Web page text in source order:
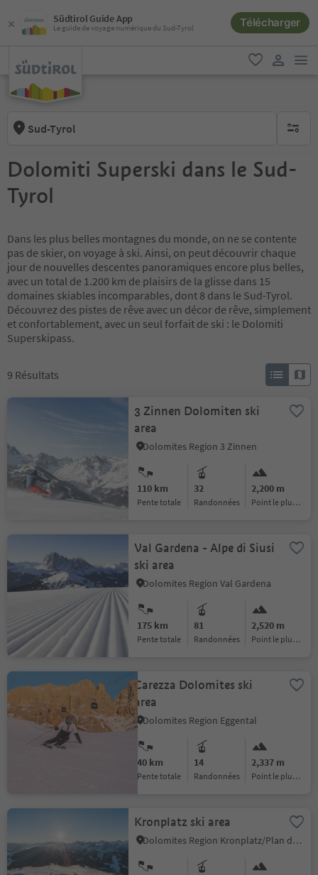
Südtirol Guide App
Le guide de voyage numérique du Sud-Tyrol Télécharger
favori
Sud-Tyrol aucun
Dolomiti Superski dans le Sud-
Tyrol
Dans les plus belles montagnes du monde, on ne se contente
pas de skier, on voyage à ski. Ainsi, on peut découvrir chaque
jour de nouvelles descentes panoramiques encore plus belles,
avec un total de 1.200 km de plaisirs de la glisse dans 15
domaines skiables incomparables, dont 8 dans le Sud-Tyrol.
Découvrez des pistes de rêve avec un décor de rêve, simplement
et confortablement, avec un seul forfait de ski : le Dolomiti
Superskipass.
9 Résultats
3 Zinnen Dolomiten ski
area
Dolomites Region 3 Zinnen
110 km
pente totale
32
randonnées
2,200 m
Point le plus haut :
Val Gardena - Alpe di Siusi
ski area
Dolomites Region Val Gardena
175 km
pente totale
81
randonnées
2,520 m
Point le plus haut :
Carezza Dolomites ski
area
Dolomites Region Eggental
40 km
pente totale
14
randonnées
2,337 m
Point le plus haut :
Kronplatz ski area
Dolomites Region Kronplatz/Plan de Corones